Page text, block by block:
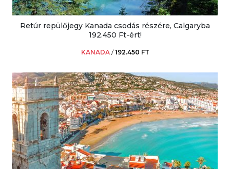
Retúr repülőjegy Kanada csodás részére, Calgaryba
192.450 Ft-ért!
KANADA /192.450 FT